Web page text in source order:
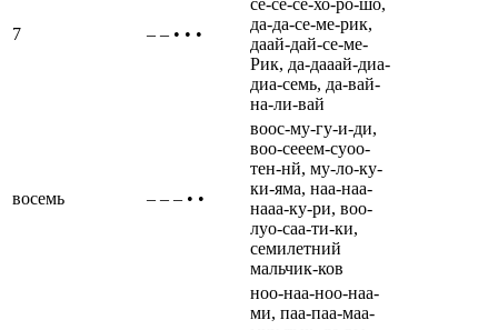
7 – – • • •
да-да-се-ме-рик,
даай-дай-се-ме-
Рик, да-дааай-диа-
диа-семь, да-вай-
на-ли-вай
восемь – – – • •
воос-му-гу-и-ди,
воо-сееем-суоо-
тен-нй, му-ло-ку-
ки-яма, наа-наа-
нааа-ку-ри, воо-
луо-саа-ти-ки,
семилетний
мальчик-ков
ноо-наа-ноо-наа-
ми, паа-паа-маа-